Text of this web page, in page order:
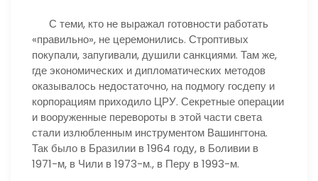
С теми, кто не выражал готовности работать
«правильно», не церемонились. Строптивых
покупали, запугивали, душили санкциями. Там же,
где экономических и дипломатических методов
оказывалось недостаточно, на подмогу госдепу и
корпорациям приходило ЦРУ. Секретные операции
и вооруженные перевороты в этой части света
стали излюбленным инструментом Вашингтона.
Так было в Бразилии в 1964 году, в Боливии в
1971-м, в Чили в 1973-м., в Перу в 1993-м.